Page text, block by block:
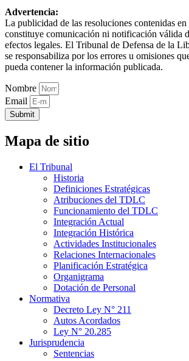
Advertencia:
La publicidad de las resoluciones contenidas en
constituye comunicación ni notificación válida
efectos legales. El Tribunal de Defensa de la
se responsabiliza por los errores u omisiones
pueda contener la información publicada.
Nombre
Email
Submit
Mapa de sitio
El Tribunal
Historia
Definiciones Estratégicas
Atribuciones del TDLC
Funcionamiento del TDLC
Integración Actual
Integración Histórica
Actividades Institucionales
Relaciones Internacionales
Planificación Estratégica
Organigrama
Dotación de Personal
Normativa
Decreto Ley N° 211
Autos Acordados
Ley N° 20.285
Jurisprudencia
Sentencias